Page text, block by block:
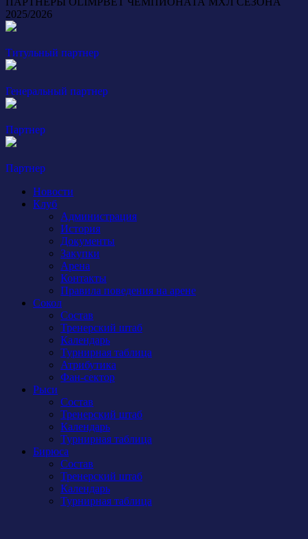
2025/2026
Титульный партнер
Генеральный партнер
Партнер
Партнер
Новости
Клуб
Администрация
История
Документы
Закупки
Арена
Контакты
Правила поведения на арене
Сокол
Состав
Тренерский штаб
Календарь
Турнирная таблица
Атрибутика
Фан-сектор
Рыси
Состав
Тренерский штаб
Календарь
Турнирная таблица
Бирюса
Состав
Тренерский штаб
Календарь
Турнирная таблица